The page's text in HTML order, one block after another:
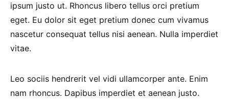
ipsum justo ut. Rhoncus libero tellus orci pretium
eget. Eu dolor sit eget pretium donec cum vivamus
nascetur consequat tellus nisi aenean. Nulla imperdiet
vitae.
Leo sociis hendrerit vel vidi ullamcorper ante. Enim
nam rhoncus. Dapibus imperdiet et aenean justo.